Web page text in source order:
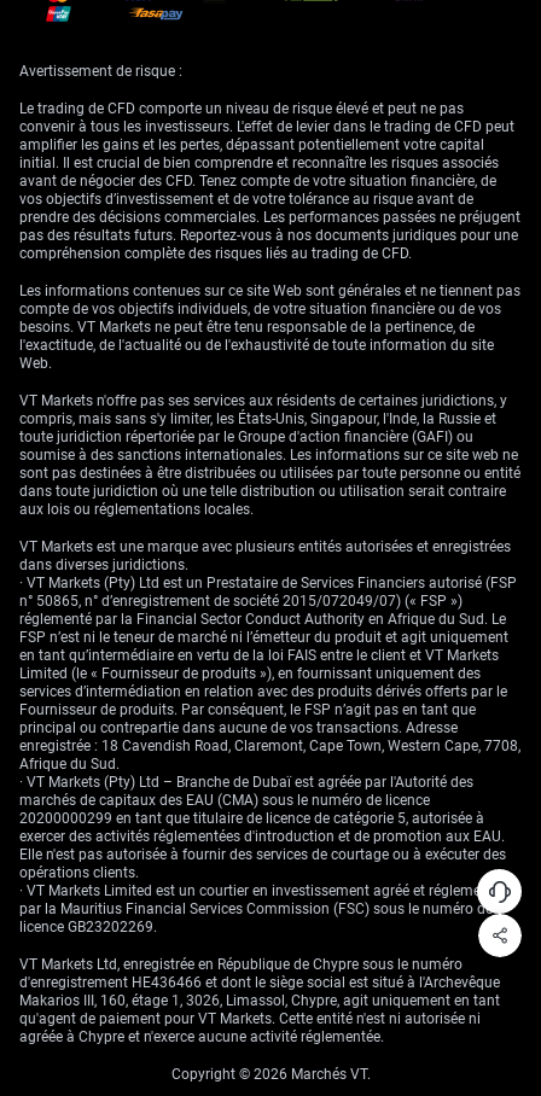
moteurs fondamentaux
Malgré le risque d’intervention, il ne faut pas perdre de vue la tendance
sous-jacente, puissante, portée par la politique de taux. L’écart entre le
rendement du Treasury américain à 10 ans, actuellement autour de 4,25
%, et celui de l’obligation japonaise à 10 ans à 1,0 %, demeure
considérable. Ce différentiel structurel continue de rendre la détention de
dollars plus attractive que celle de yens.
Les récentes informations sur un accord entre les États-Unis et l’Iran ont
provoqué un repli temporaire, que nous considérons comme une
opportunité. Dans la mesure où les contrats à terme sur les Fed funds
intègrent encore environ 40 % de probabilité d’une hausse de taux d’ici la
fin de l’année, la solidité fondamentale du dollar devrait perdurer. Nous
utiliserions toute faiblesse d’origine politique pour envisager des
stratégies telles que la vente de puts hors de la monnaie, afin de se
positionner dans l’idée que la tendance haussière finira par reprendre.
Avertissement de risque :
Le trading de CFD comporte un niveau de risque élevé et peut ne pas
convenir à tous les investisseurs. L'effet de levier dans le trading de CFD peut
amplifier les gains et les pertes, dépassant potentiellement votre capital
initial. Il est crucial de bien comprendre et reconnaître les risques associés
avant de négocier des CFD. Tenez compte de votre situation financière, de
vos objectifs d’investissement et de votre tolérance au risque avant de
prendre des décisions commerciales. Les performances passées ne préjugent
pas des résultats futurs. Reportez-vous à nos documents juridiques pour une
compréhension complète des risques liés au trading de CFD.
Les informations contenues sur ce site Web sont générales et ne tiennent pas
compte de vos objectifs individuels, de votre situation financière ou de vos
besoins. VT Markets ne peut être tenu responsable de la pertinence, de
l'exactitude, de l'actualité ou de l'exhaustivité de toute information du site
Web.
VT Markets n'offre pas ses services aux résidents de certaines juridictions, y
compris, mais sans s'y limiter, les États-Unis, Singapour, l'Inde, la Russie et
toute juridiction répertoriée par le Groupe d'action financière (GAFI) ou
soumise à des sanctions internationales. Les informations sur ce site web ne
sont pas destinées à être distribuées ou utilisées par toute personne ou entité
dans toute juridiction où une telle distribution ou utilisation serait contraire
aux lois ou réglementations locales.
VT Markets est une marque avec plusieurs entités autorisées et enregistrées
dans diverses juridictions.
· VT Markets (Pty) Ltd est un Prestataire de Services Financiers autorisé (FSP
n° 50865, n° d’enregistrement de société 2015/072049/07) (« FSP »)
réglementé par la Financial Sector Conduct Authority en Afrique du Sud. Le
FSP n’est ni le teneur de marché ni l’émetteur du produit et agit uniquement
en tant qu’intermédiaire en vertu de la loi FAIS entre le client et VT Markets
Limited (le « Fournisseur de produits »), en fournissant uniquement des
services d’intermédiation en relation avec des produits dérivés offerts par le
Fournisseur de produits. Par conséquent, le FSP n’agit pas en tant que
principal ou contrepartie dans aucune de vos transactions. Adresse
enregistrée : 18 Cavendish Road, Claremont, Cape Town, Western Cape, 7708,
Afrique du Sud.
· VT Markets (Pty) Ltd – Branche de Dubaï est agréée par l'Autorité des
marchés de capitaux des EAU (CMA) sous le numéro de licence
20200000299 en tant que titulaire de licence de catégorie 5, autorisée à
exercer des activités réglementées d'introduction et de promotion aux EAU.
Elle n'est pas autorisée à fournir des services de courtage ou à exécuter des
opérations clients.
· VT Markets Limited est un courtier en investissement agréé et réglementé
par la Mauritius Financial Services Commission (FSC) sous le numéro de
licence GB23202269.
VT Markets Ltd, enregistrée en République de Chypre sous le numéro
d'enregistrement HE436466 et dont le siège social est situé à l'Archevêque
Makarios III, 160, étage 1, 3026, Limassol, Chypre, agit uniquement en tant
qu'agent de paiement pour VT Markets. Cette entité n'est ni autorisée ni
agréée à Chypre et n'exerce aucune activité réglementée.
Copyright © 2026 Marchés VT.